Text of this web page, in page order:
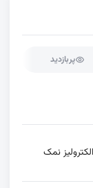
پربازدید
الکترولیز نمک